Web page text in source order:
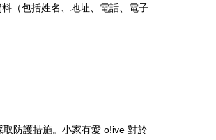
（包括姓名、地址、電話、電子
防護措施。 小家有愛 o!ive 對於